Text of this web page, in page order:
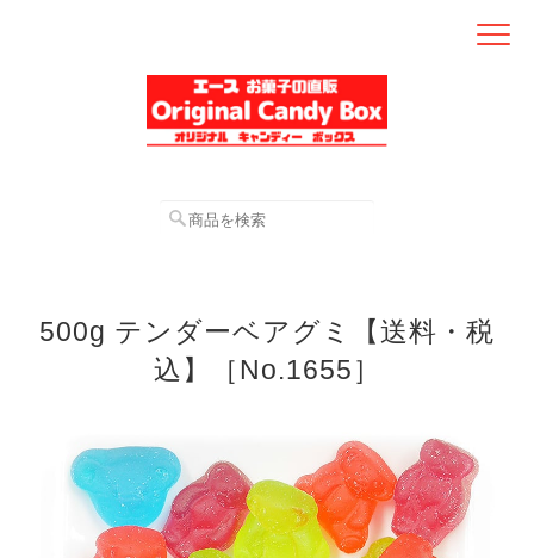
500g テンダーベアグミ【送料・税
込】［No.1655］